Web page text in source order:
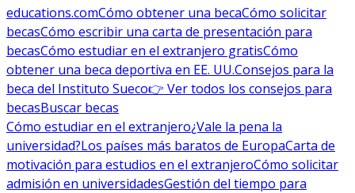
educations.comCómo obtener una becaCómo solicitar
becasCómo escribir una carta de presentación para
becasCómo estudiar en el extranjero gratisCómo
obtener una beca deportiva en EE. UU.Consejos para la
beca del Instituto Sueco👉 Ver todos los consejos para
becasBuscar becas
Cómo estudiar en el extranjero¿Vale la pena la
universidad?Los países más baratos de EuropaCarta de
motivación para estudios en el extranjeroCómo solicitar
admisión en universidadesGestión del tiempo para